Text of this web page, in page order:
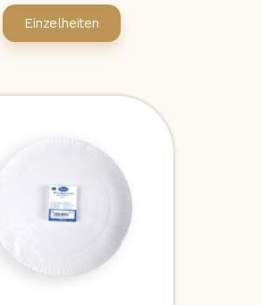
Einzelheiten